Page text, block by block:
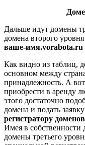
Дальше идут домены
домена второго
ваше-имя.vorabota.ru
Как видно из таблиц,
основном между
принадлежность. А
приобрести в аренду
этого достаточно
домена и подать
регистратору
Имея в собственности
домены третьего